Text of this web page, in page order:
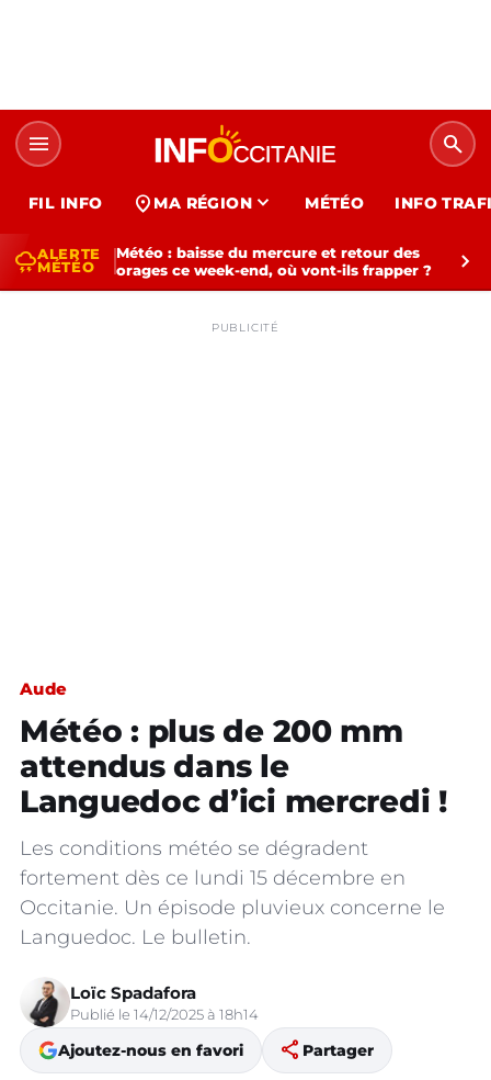
menu search
FIL INFO location_on MA RÉGION expand_more MÉTÉO INFO
thunderstormALERTE
MÉTÉO
Météo : baisse du mercure et retour des
orages ce week-end, où vont-ils frapper ?
chevron_right
PUBLICITÉ
Aude
Météo : plus de 200 mm
attendus dans le
Languedoc d’ici mercredi !
Les conditions météo se dégradent
fortement dès ce lundi 15 décembre en
Occitanie. Un épisode pluvieux concerne le
Languedoc. Le bulletin.
Loïc Spadafora
Publié le 14/12/2025 à 18h14
Ajoutez-nous en favori share Partager